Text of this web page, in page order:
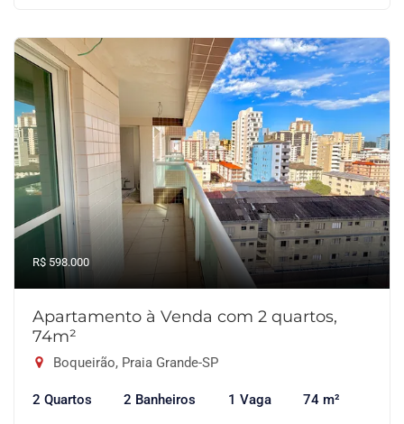
R$ 598.000
Apartamento à Venda com 2 quartos,
74m²
Boqueirão, Praia Grande-SP
2 Quartos 2 Banheiros 1 Vaga 74 m²